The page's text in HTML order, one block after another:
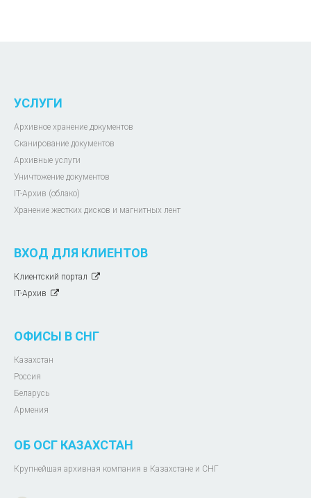
УСЛУГИ
Архивное хранение документов
Сканирование документов
Архивные услуги
Уничтожение документов
IT-Архив (облако)
Хранение жестких дисков и магнитных лент
ВХОД ДЛЯ КЛИЕНТОВ
Клиентский портал
IT-Архив
ОФИСЫ В СНГ
Казахстан
Россия
Беларусь
Армения
ОБ ОСГ КАЗАХСТАН
Крупнейшая архивная компания в Казахстане и СНГ